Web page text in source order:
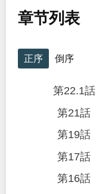
章节列表
正序 倒序
第22.1話
第21話
第19話
第17話
第16話